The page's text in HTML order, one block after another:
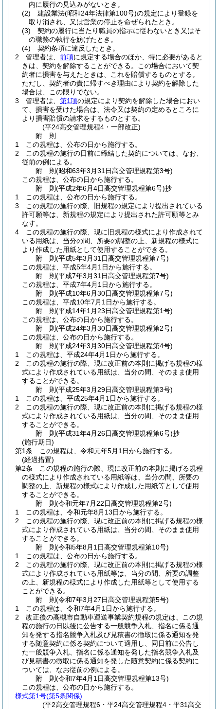
内に履行の見込みがないとき。
(2)
建設業法(昭和24年法律第100号)の規定により登録を
取り消され、又は営業の停止を命ぜられたとき。
(3)
契約の履行に当たり職員の指示に従わないとき又はそ
の職務の執行を妨げたとき。
(4)
契約条項に違反したとき。
2
管理者は、 前項に規定する場合のほか、特に必要があると
きは、契約を解除することができる。
この場合において契
約者に損害を与えたときは、これを賠償するものとする。
ただし、契約者の責に帰すべき理由により契約を解除した
場合は、この限りでない。
3
管理者は、 第1項の規定により契約を解除した場合におい
て、損害を受けた場合は、法令又は契約の定めるところに
より損害賠償の請求をするものとする。
(平24高交管理規程4・一部改正)
附 則
1
この規程は、公布の日から施行する。
2
この規程の施行の日前に締結した契約については、なお、
従前の例による。
附 則(昭和63年3月31日高交管理規程第3号)
この規程は、公布の日から施行する。
附 則(平成2年6月4日高交管理規程第6号)抄
1
この規程は、公布の日から施行する。
3
この規程の施行の際、旧規程の規定により提出されている
許可願等は、新規程の規定により提出された許可願等とみ
なす。
4
この規程の施行の際、現に旧規程の様式により作成されて
いる用紙は、当分の間、所要の調整の上、新規程の様式に
より作成した用紙として使用することができる。
附 則(平成5年3月31日高交管理規程第7号)
この規程は、平成5年4月1日から施行する。
附 則(平成7年3月31日高交管理規程第7号)
この規程は、平成7年4月1日から施行する。
附 則(平成10年6月30日高交管理規程第7号)
この規程は、平成10年7月1日から施行する。
附 則(平成14年1月23日高交管理規程第1号)
この規程は、公布の日から施行する。
附 則(平成24年3月30日高交管理規程第2号)
この規程は、公布の日から施行する。
附 則(平成24年3月30日高交管理規程第4号)
1
この規程は、平成24年4月1日から施行する。
2
この規程の施行の際、現に改正前の本則に掲げる規程の様
式により作成されている用紙は、当分の間、そのまま使用
することができる。
附 則(平成25年3月29日高交管理規程第3号)
1
この規程は、平成25年4月1日から施行する。
2
この規程の施行の際、現に改正前の本則に掲げる規程の様
式により作成されている用紙は、当分の間、そのまま使用
することができる。
附 則(平成31年4月26日高交管理規程第6号)抄
(施行期日)
第1条
この規程は、令和元年5月1日から施行する。
(経過措置)
第2条
この規程の施行の際、現に改正前の本則に掲げる規程
の様式により作成されている用紙等は、当分の間、所要の
調整の上、新規程の様式により作成した用紙等として使用
することができる。
附 則(令和元年7月22日高交管理規程第2号)
1
この規程は、令和元年8月13日から施行する。
2
この規程の施行の際、現に改正前の本則に掲げる規程の様
式により作成されている用紙は、当分の間、そのまま使用
することができる。
附 則(令和5年8月1日高交管理規程第10号)
1
この規程は、公布の日から施行する。
2
この規程の施行の際、現に改正前の本則に掲げる規程の様
式により作成されている用紙等は、当分の間、所要の調整
の上、新規程の様式により作成した用紙等として使用する
ことができる。
附 則(令和7年3月27日高交管理規程第5号)
1
この規程は、令和7年4月1日から施行する。
2
改正後の高槻市自動車運送事業契約規程の規定は、この規
程の施行の日以後に公告する一般競争入札、指名に係る通
知を発する指名競争入札及び見積書の徴取に係る通知を発
する随意契約に係る契約について適用し、同日前に公告し
た一般競争入札、指名に係る通知を発した指名競争入札及
び見積書の徴取に係る通知を発した随意契約に係る契約に
ついては、なお従前の例による。
附 則(令和7年4月1日高交管理規程第13号)
この規程は、公布の日から施行する。
様式第1号(第5条関係)
(平2高交管理規程6・平24高交管理規程4・平31高交